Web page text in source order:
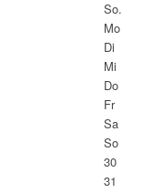
So.
Mo
Di
Mi
Do
Fr
Sa
So
30
31